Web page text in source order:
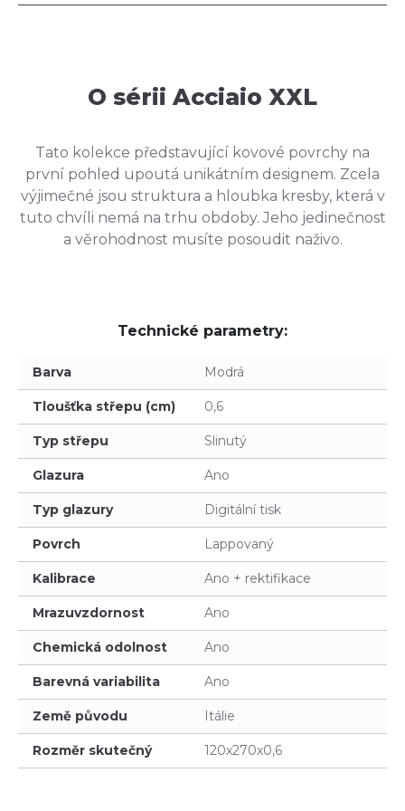
O sérii Acciaio XXL
Tato kolekce představující kovové povrchy na
první pohled upoutá unikátním designem. Zcela
výjimečné jsou struktura a hloubka kresby, která v
tuto chvíli nemá na trhu obdoby. Jeho jedinečnost
a věrohodnost musíte posoudit naživo.
Technické parametry:
Barva Modrá
Tloušťka střepu (cm) 0,6
Typ střepu Slinutý
Glazura Ano
Typ glazury Digitální tisk
Povrch Lappovaný
Kalibrace Ano + rektifikace
Mrazuvzdornost Ano
Chemická odolnost Ano
Barevná variabilita Ano
Země původu Itálie
Rozměr skutečný 120x270x0,6